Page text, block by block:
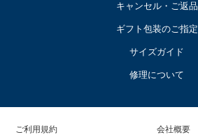
キャンセル・ご返品
ギフト包装のご指定
サイズガイド
修理について
ご利用規約 会社概要